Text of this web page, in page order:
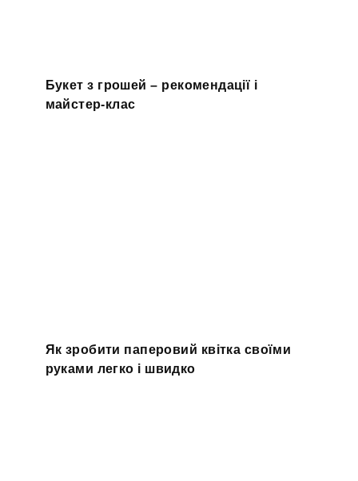
Букет з грошей – рекомендації і
майстер-клас
Як зробити паперовий квітка своїми
руками легко і швидко